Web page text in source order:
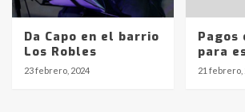
Da Capo en el barrio
Los Robles
23 febrero, 2024
Pagos
para
21 febrero,
6
La Bolsa de Cereales de
con lluvias y heladas,
de la provincia